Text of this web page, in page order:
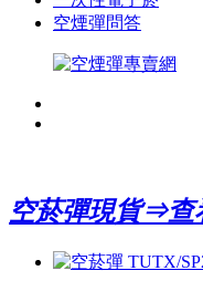
空煙彈問答
空菸彈現貨⇒查